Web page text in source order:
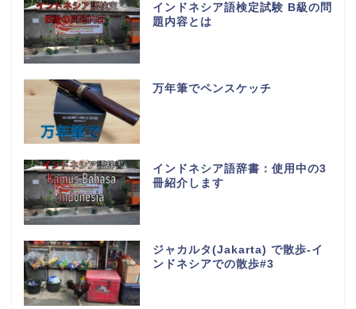
インドネシア語検定試験 B級の問
題内容とは
万年筆でペンスケッチ
インドネシア語辞書：使用中の3
冊紹介します
ジャカルタ(Jakarta) で散歩-イ
ンドネシアでの散歩#3